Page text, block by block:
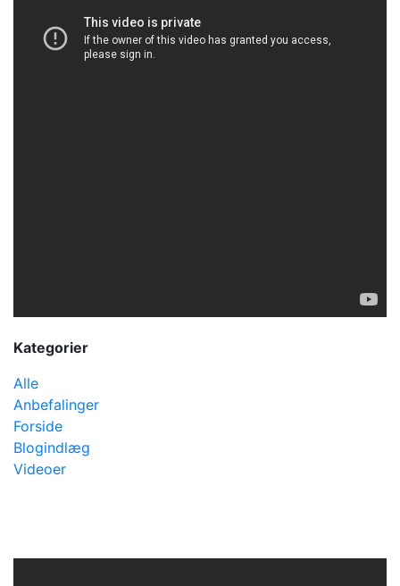
Kategorier
Alle
Anbefalinger
Forside
Blogindlæg
Videoer